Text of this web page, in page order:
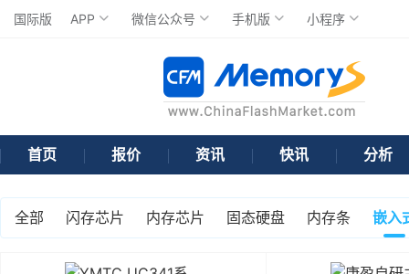
国际版 APP 微信公众号 手机版 小程序
首页 报价 资讯 快讯 分析
全部 闪存芯片 内存芯片 固态硬盘 内存条 嵌入